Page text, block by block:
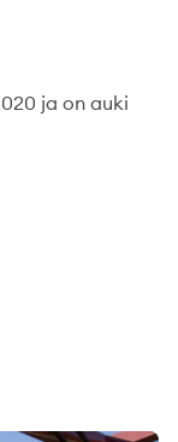
ja on auki